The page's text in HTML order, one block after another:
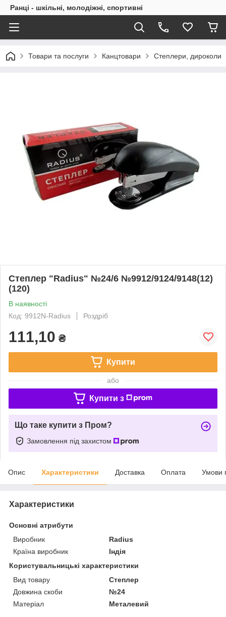
Ранці - шкільні, молодіжні, спортивні
Товари та послуги Канцтовари Степлери, дироколи
Степлер "Radius" №24/6 №9912/9124/9148(12)
(120)
В наявності
Код: 9912N-Radius
Роздріб
111,10 ₴
Купити
або
Купити з
Що таке купити з Пром?
Замовлення під захистом
Опис Характеристики Доставка Оплата Умови
Характеристики
Основні атрибути
Виробник
Radius
Країна виробник
Індія
Користувальницькі характеристики
Вид товару
Степлер
Довжина скоби
№24
Матеріал
Металевий